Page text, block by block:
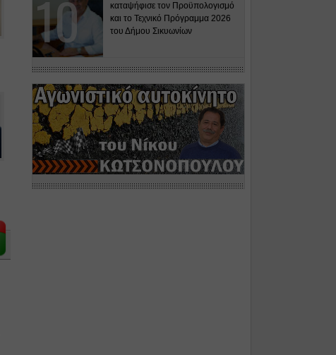
καταψήφισε τον Προϋπολογισμό
και το Τεχνικό Πρόγραμμα 2026
του Δήμου Σικυωνίων